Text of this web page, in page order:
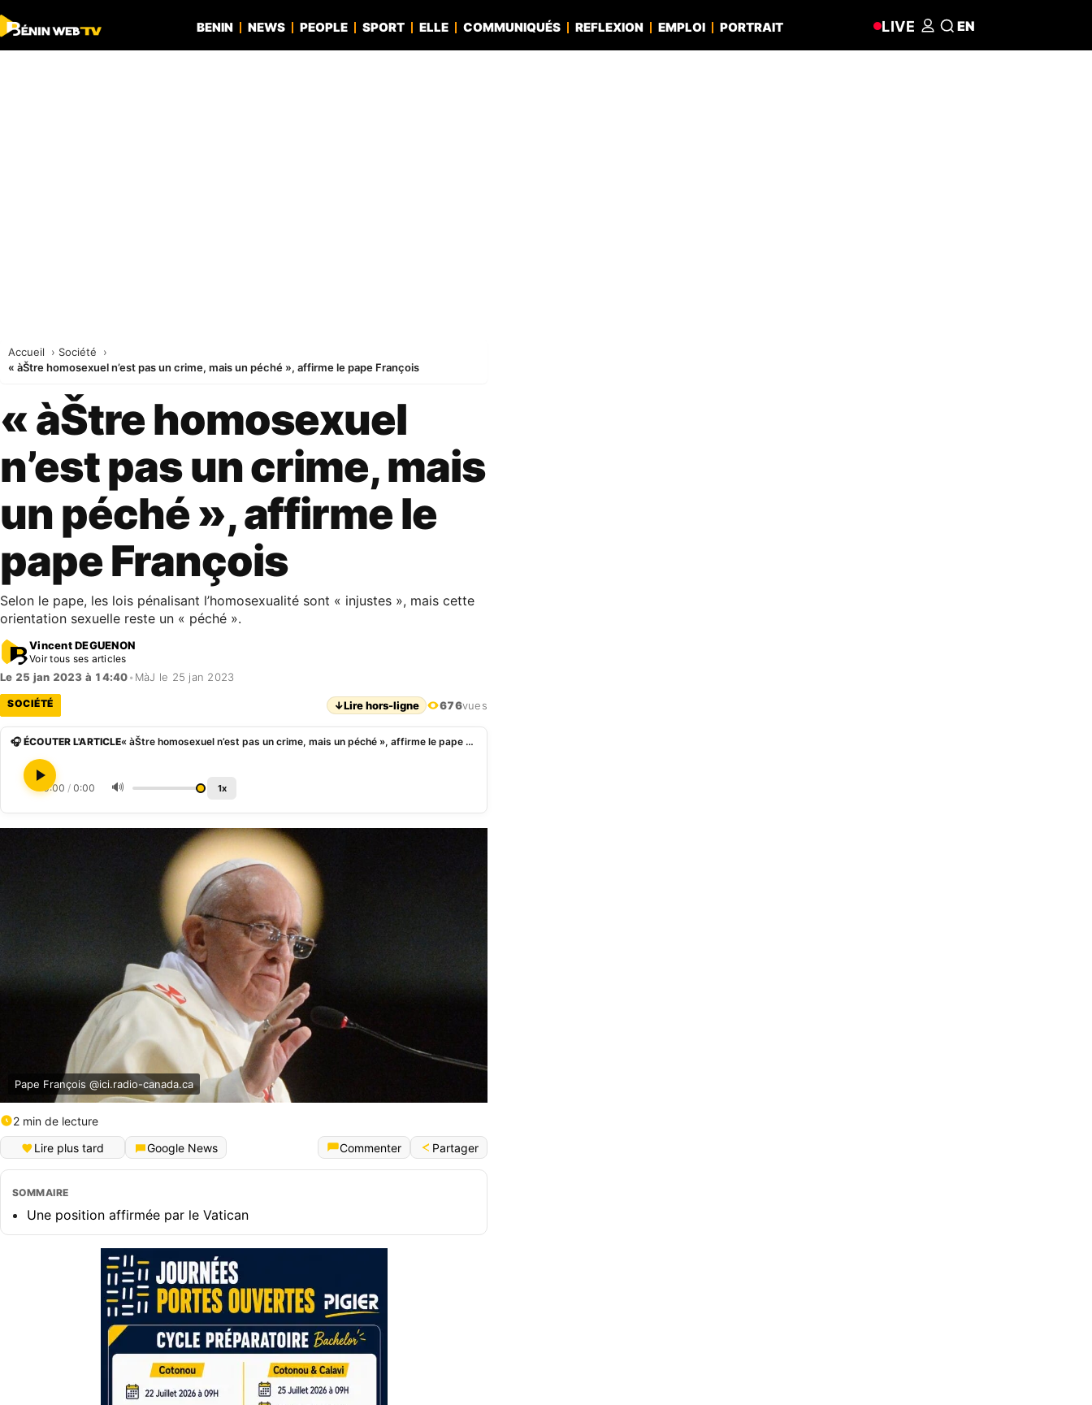
BENIN NEWS PEOPLE SPORT ELLE COMMUNIQUÉS REFLEXION EMPLOI PORTRAIT LIVE EN
Accueil
Société
« àŠtre homosexuel n’est pas un crime, mais un péché », affirme le pape François
« àŠtre homosexuel
n’est pas un crime, mais
un péché », affirme le
pape François
Selon le pape, les lois pénalisant l’homosexualité sont « injustes », mais cette
orientation sexuelle reste un « péché ».
Vincent DEGUENON
Voir tous ses articles
Le 25 jan 2023 à 14:40• MàJ le 25 jan 2023
SOCIÉTÉ ↓Lire hors-ligne 676vues
🎧 ÉCOUTER L'ARTICLE « àŠtre homosexuel n’est pas un crime, mais un péché », affirme le pape François
0:00 / 0:00 🔊 1x
Pape François @ici.radio-canada.ca
2 min de lecture
Lire plus tard
Google News Commenter Partager
SOMMAIRE
Une position affirmée par le Vatican